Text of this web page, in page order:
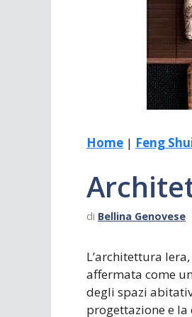
Home | Feng
di Bellina Genovese
L’architettura
affermata come
degli spazi
progettazione e